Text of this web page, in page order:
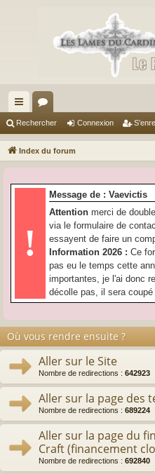
cc
ès
pi
or
u
s
Rechercher Connexion
Index du forum
!
Message de : Vaevictis
Attention merci de
via le formulaire de
essayent de faire un
Information 2026 : Ce
pas eu le temps cette
importantes, je l'ai donc
décolle pas, il sera
Où vous rendre ensuite ?
Aller sur le Site
Nombre de redirections : 642923
Aller sur la page des
Nombre de redirections : 689224
Aller sur la page du
Craft (financement
Nombre de redirections : 692840